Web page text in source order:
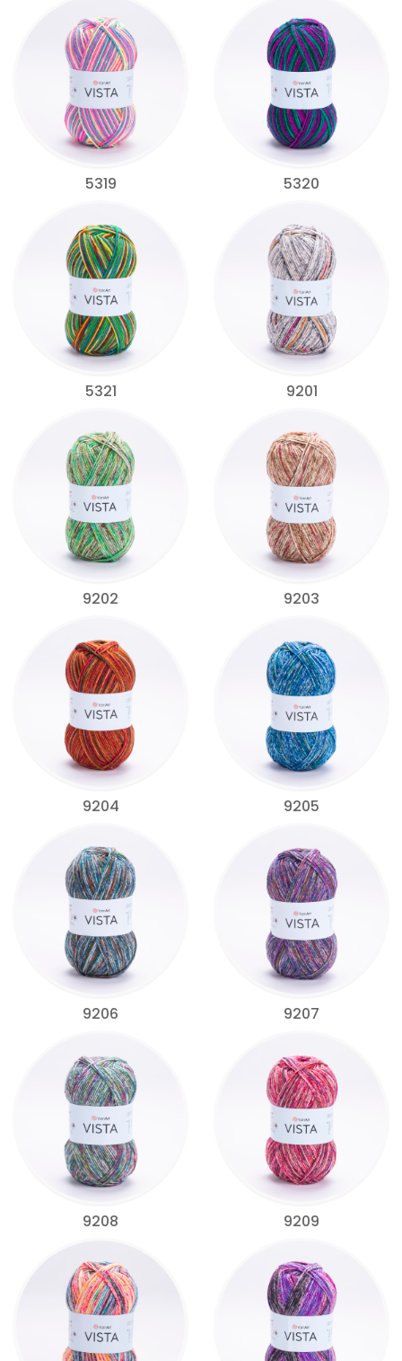
5319 5320
5321 9201
9202 9203
9204 9205
9206 9207
9208 9209